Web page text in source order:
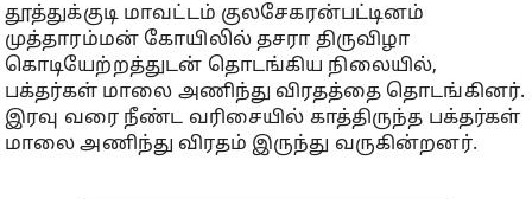
தூத்துக்குடி மாவட்டம் குலசேகரன்பட்டினம்
முத்தாரம்மன் கோயிலில் தசரா திருவிழா
கொடியேற்றத்துடன் தொடங்கிய நிலையில்,
பக்தர்கள் மாலை அணிந்து விரதத்தை தொடங்கினர்.
இரவு வரை நீண்ட வரிசையில் காத்திருந்த பக்தர்கள்
மாலை அணிந்து விரதம் இருந்து வருகின்றனர்.